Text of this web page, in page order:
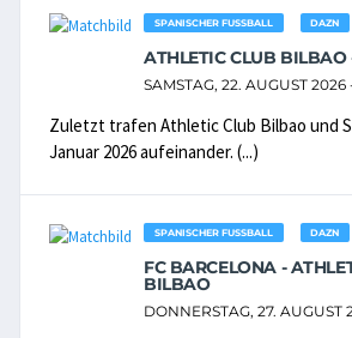
SPANISCHER FUSSBALL DAZN
ATHLETIC CLUB BILBAO
SAMSTAG, 22. AUGUST 2026
Zuletzt trafen Athletic Club Bilbao und
Januar 2026 aufeinander. (...)
SPANISCHER FUSSBALL DAZN
FC BARCELONA -
BILBAO
DONNERSTAG, 27. AUGUST